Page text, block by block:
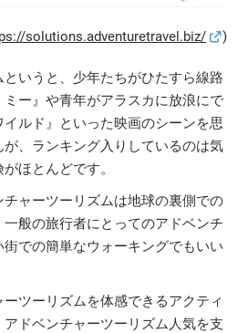
solutions.adventuretravel.biz/ )
いうと、少年たちがひたすら線路
ー』や青年がアラスカに放浪にで
ルド』といった映画のシーンを思
、ランキング入りしているのは気
ほとんどです。
ャーツーリズムは地球の裏側での
般の旅行者にとってのアドベンチ
での簡単なウォーキングでもいい
ツーリズムを体感できるアクティ
ドベンチャーツーリズム人気を支